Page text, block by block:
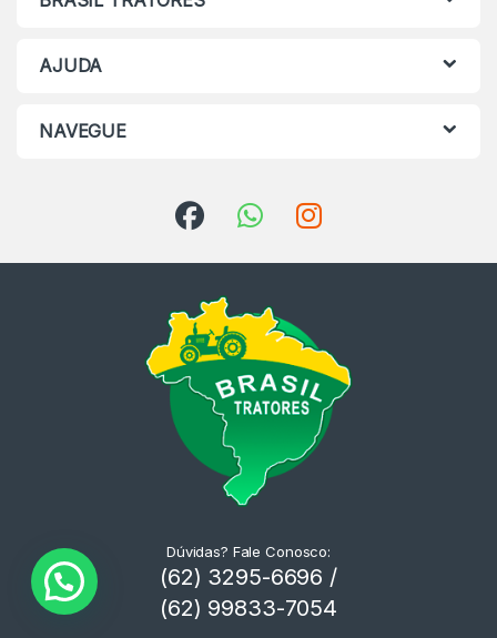
AJUDA
NAVEGUE
Dúvidas? Fale Conosco:
(62) 3295-6696 /
(62) 99833-7054